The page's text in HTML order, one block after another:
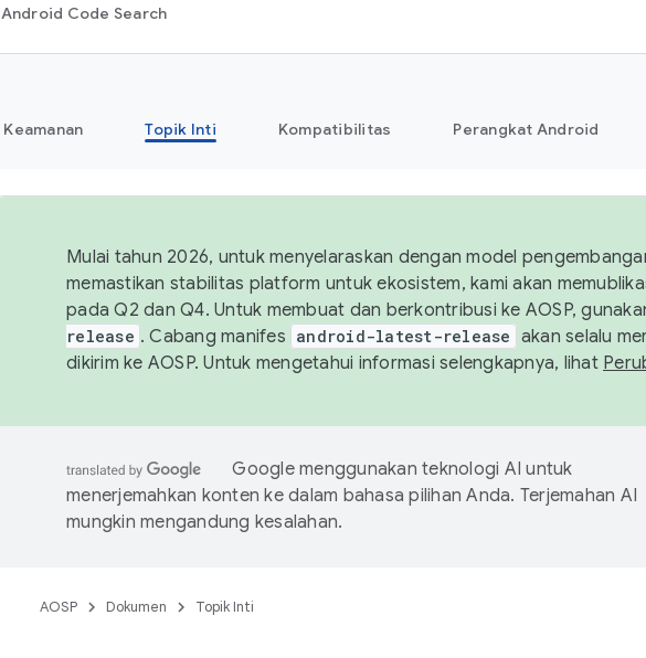
Android Code Search
Keamanan Topik Inti Kompatibilitas Perangkat Android
Mulai tahun 2026, untuk menyelaraskan dengan model
memastikan stabilitas platform untuk ekosistem, kami akan
pada Q2 dan Q4. Untuk membuat dan berkontribusi ke AOSP,
release . Cabang manifes android-latest-release akan selalu
dikirim ke AOSP. Untuk mengetahui informasi selengkapnya, lihat
Google menggunakan teknologi AI untuk
menerjemahkan konten ke dalam bahasa pilihan Anda. Terjemahan AI
mungkin mengandung kesalahan.
AOSP Dokumen Topik Inti